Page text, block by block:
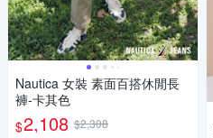
Nautica 女裝 素面百搭休閒長
褲-卡其色
$2,108 $2,308